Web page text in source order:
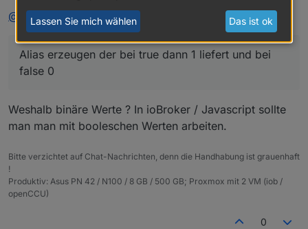
      obj.type = 'state';
      obj.common = getObject(idSrc).common;
      if(idRd) {
          obj.common.alias.id = {};
          obj.common.read = true;
      } else obj.common.alias.id = idSrc;
if(typeAlias) obj.common.type =
if(obj.common.write !== false && write)
      if(role) obj.common.role = role;
if(min !== undefined) obj.common.min
@
Segwaysagte in[Vorlage] Alias per Skript erzeugen
Alias erzeugen der bei true dann 1 liefert und bei
false 0
Weshalb binäre Werte ? In ioBroker / Javascript sollte
man man mit booleschen Werten arbeiten.
Bitte verzichtet auf Chat-Nachrichten, denn die Handhabung ist grauenhaft
!
Produktiv: Asus PN 42 / N100 / 8 GB / 500 GB; Proxmox mit 2 VM (iob /
openCCU)
0
Lassen Sie mich wählen Das ist ok